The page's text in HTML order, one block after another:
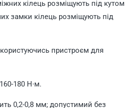
кілець розміщують під кутом
замки кілець розміщують під
пристроєм для
180 Н∙м.
0,2-0,8 мм; допустимий без